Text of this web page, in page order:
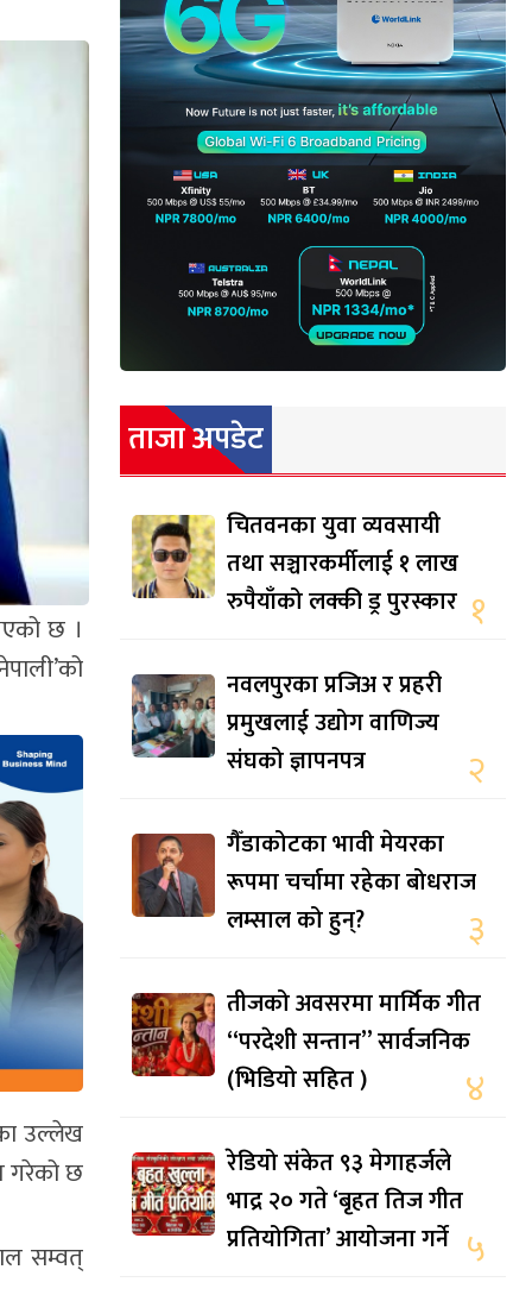
छ ।
उल्लेख
गरेको छ
सम्वत्
ताजा अपडेट
चितवनका युवा व्यवसायी
तथा सञ्चारकर्मीलाई १ लाख
रुपैयाँको लक्की ड्र पुरस्कार १
नवलपुरका प्रजिअ र प्रहरी
प्रमुखलाई उद्योग वाणिज्य
संघको ज्ञापनपत्र
२
गैँडाकोटका भावी मेयरका
रूपमा चर्चामा रहेका बोधराज
लम्साल को हुन्?
३
तीजको अवसरमा मार्मिक गीत
“परदेशी सन्तान” सार्वजनिक
(भिडियो सहित )
४
रेडियो संकेत ९३ मेगाहर्जले
भाद्र २० गते ‘बृहत तिज गीत
प्रतियोगिता’ आयोजना गर्ने ५